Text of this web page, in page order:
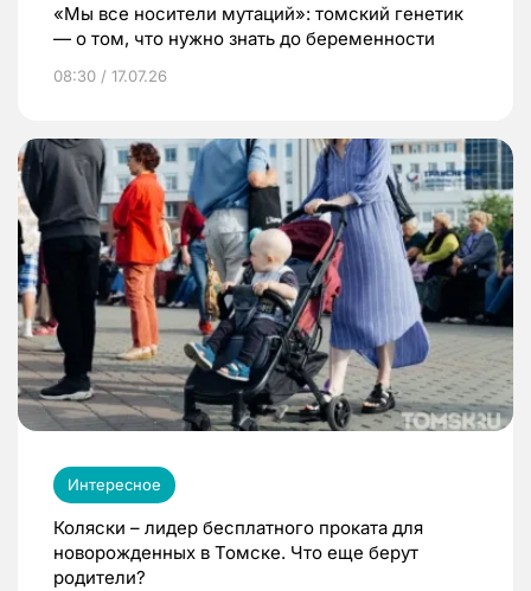
«Мы все носители мутаций»: томский генетик
— о том, что нужно знать до беременности
08:30 / 17.07.26
Интересное
Коляски – лидер бесплатного проката для
новорожденных в Томске. Что еще берут
родители?